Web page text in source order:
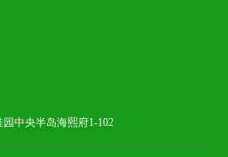
中央半岛海熙府1-102